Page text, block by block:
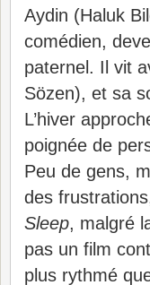
Aydin (Haluk
comédien,
paternel. Il vit
Sözen), et sa
L’hiver
poignée de
Peu de gens,
des
Sleep, malgré
pas un film
plus rythmé